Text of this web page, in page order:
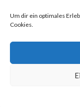
Um dir ein optimales
Cookies.
Philippa Perry:
Elena Ferrante:
Elena Ferrante: